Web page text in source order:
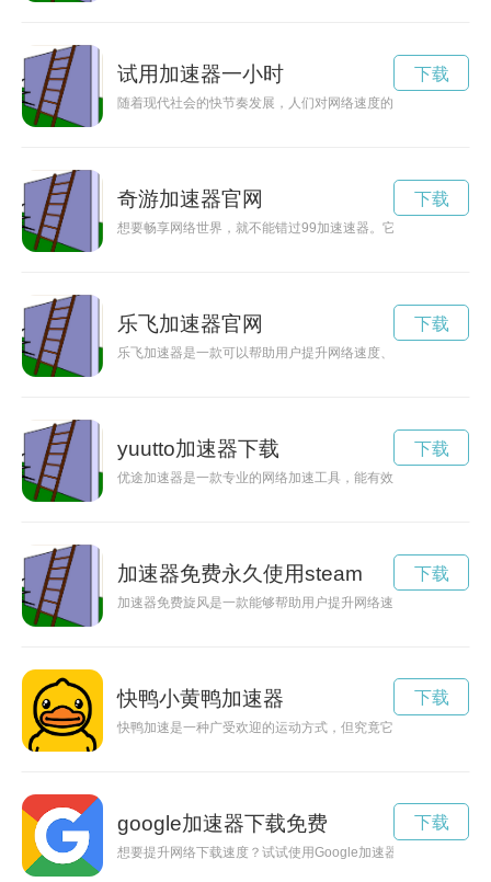
试用加速器一小时
随着现代社会的快节奏发展，人们对网络速度的要求越来越高
下载
奇游加速器官网
想要畅享网络世界，就不能错过99加速速器。它不仅可以让您
下载
乐飞加速器官网
乐飞加速器是一款可以帮助用户提升网络速度、加快网页加载
下载
yuutto加速器下载
优途加速器是一款专业的网络加速工具，能有效提升网络速度
下载
加速器免费永久使用steam
加速器免费旋风是一款能够帮助用户提升网络速度、提高加速
下载
快鸭小黄鸭加速器
快鸭加速是一种广受欢迎的运动方式，但究竟它对身体有什么作
下载
google加速器下载免费
想要提升网络下载速度？试试使用Google加速器下载工具，帮
下载